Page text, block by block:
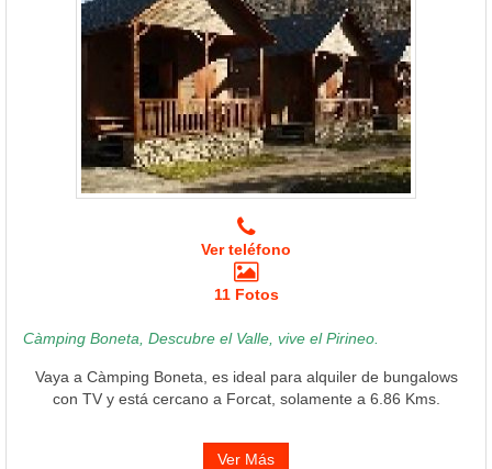
Ver teléfono
11 Fotos
Càmping Boneta, Descubre el Valle, vive el Pirineo.
Vaya a Càmping Boneta, es ideal para alquiler de bungalows
con TV y está cercano a Forcat, solamente a 6.86 Kms.
Ver Más